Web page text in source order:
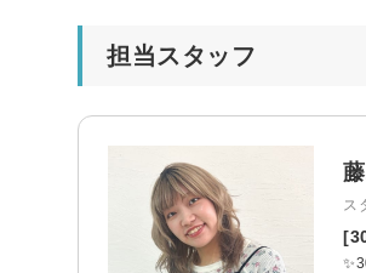
担当スタッフ
ス